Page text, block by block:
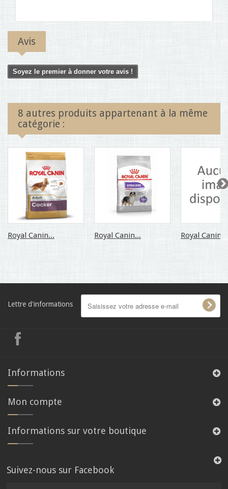
Avis
Soyez le premier à donner votre avis !
8 autres produits appartenant à la même
catégorie :
Royal Canin... Royal Canin... Royal Canin...
Lettre d'informations
Informations
Mon compte
Informations sur votre boutique
Suivez-nous sur Facebook